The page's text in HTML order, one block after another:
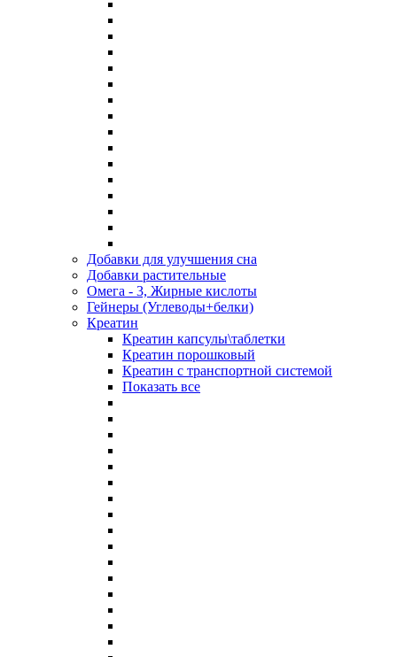
Добавки для улучшения сна
Добавки растительные
Омега - 3, Жирные кислоты
Гейнеры (Углеводы+белки)
Креатин
Креатин капсулы\таблетки
Креатин порошковый
Креатин с транспортной системой
Показать все